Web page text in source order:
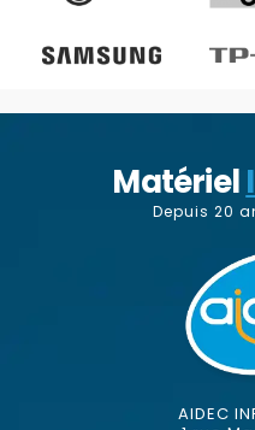
Matériel
Depuis 20
AIDEC